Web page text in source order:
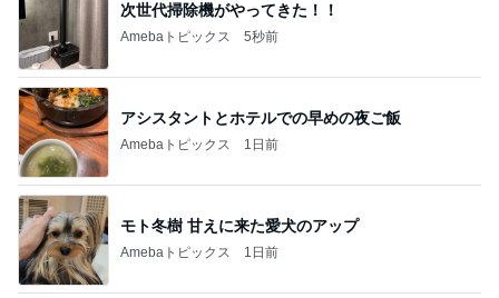
次世代掃除機がやってきた！！
Amebaトピックス 5秒前
アシスタントとホテルでの早めの夜ご飯
Amebaトピックス 1日前
モト冬樹 甘えに来た愛犬のアップ
Amebaトピックス 1日前